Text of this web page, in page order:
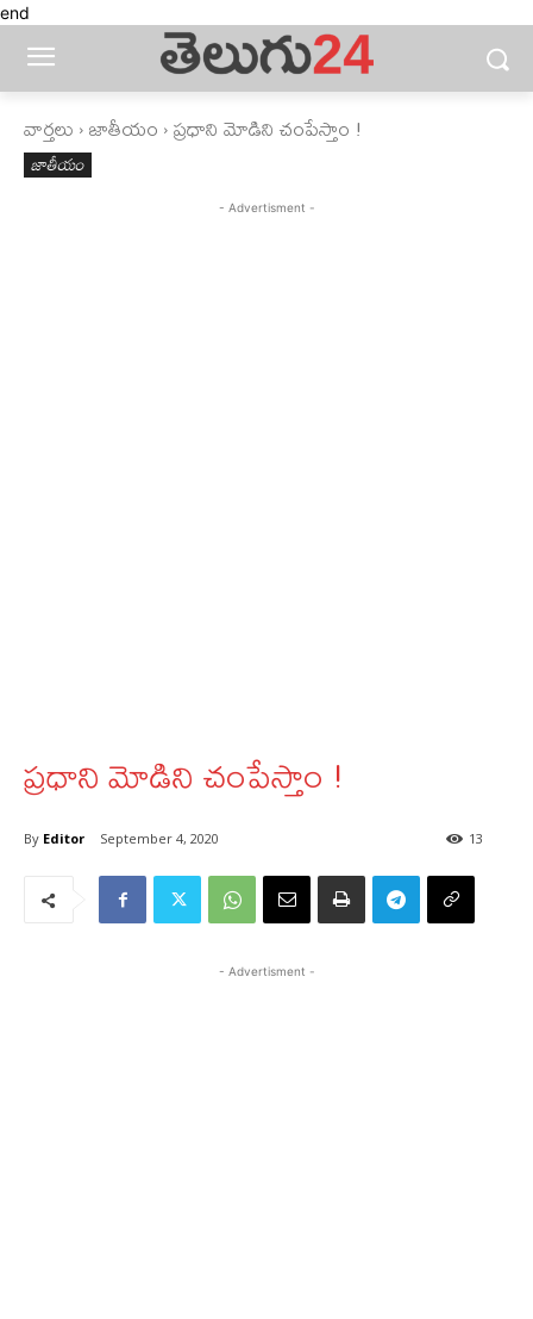
end
వార్తలు జాతీయం ప్రధాని మోడిని చంపేస్తాం !
జాతీయం
- Advertisment -
ప్రధాని మోడిని చంపేస్తాం !
By Editor September 4, 2020 13
- Advertisment -